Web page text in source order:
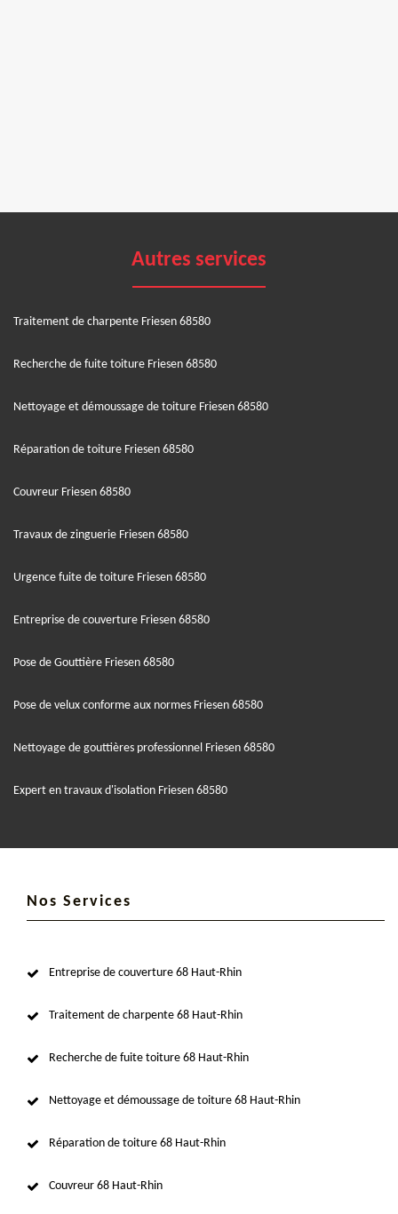
Autres services
Traitement de charpente Friesen 68580
Recherche de fuite toiture Friesen 68580
Nettoyage et démoussage de toiture Friesen 68580
Réparation de toiture Friesen 68580
Couvreur Friesen 68580
Travaux de zinguerie Friesen 68580
Urgence fuite de toiture Friesen 68580
Entreprise de couverture Friesen 68580
Pose de Gouttière Friesen 68580
Pose de velux conforme aux normes Friesen 68580
Nettoyage de gouttières professionnel Friesen 68580
Expert en travaux d'isolation Friesen 68580
Nos Services
Entreprise de couverture 68 Haut-Rhin
Traitement de charpente 68 Haut-Rhin
Recherche de fuite toiture 68 Haut-Rhin
Nettoyage et démoussage de toiture 68 Haut-Rhin
Réparation de toiture 68 Haut-Rhin
Couvreur 68 Haut-Rhin